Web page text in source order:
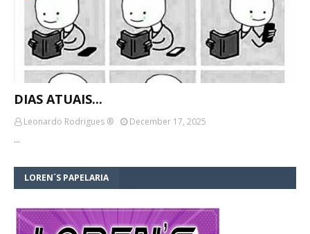
DIAS ATUAIS...
Leonardo Rodrigues ®
December 17, 2025
…
LOREN´S PAPELARIA